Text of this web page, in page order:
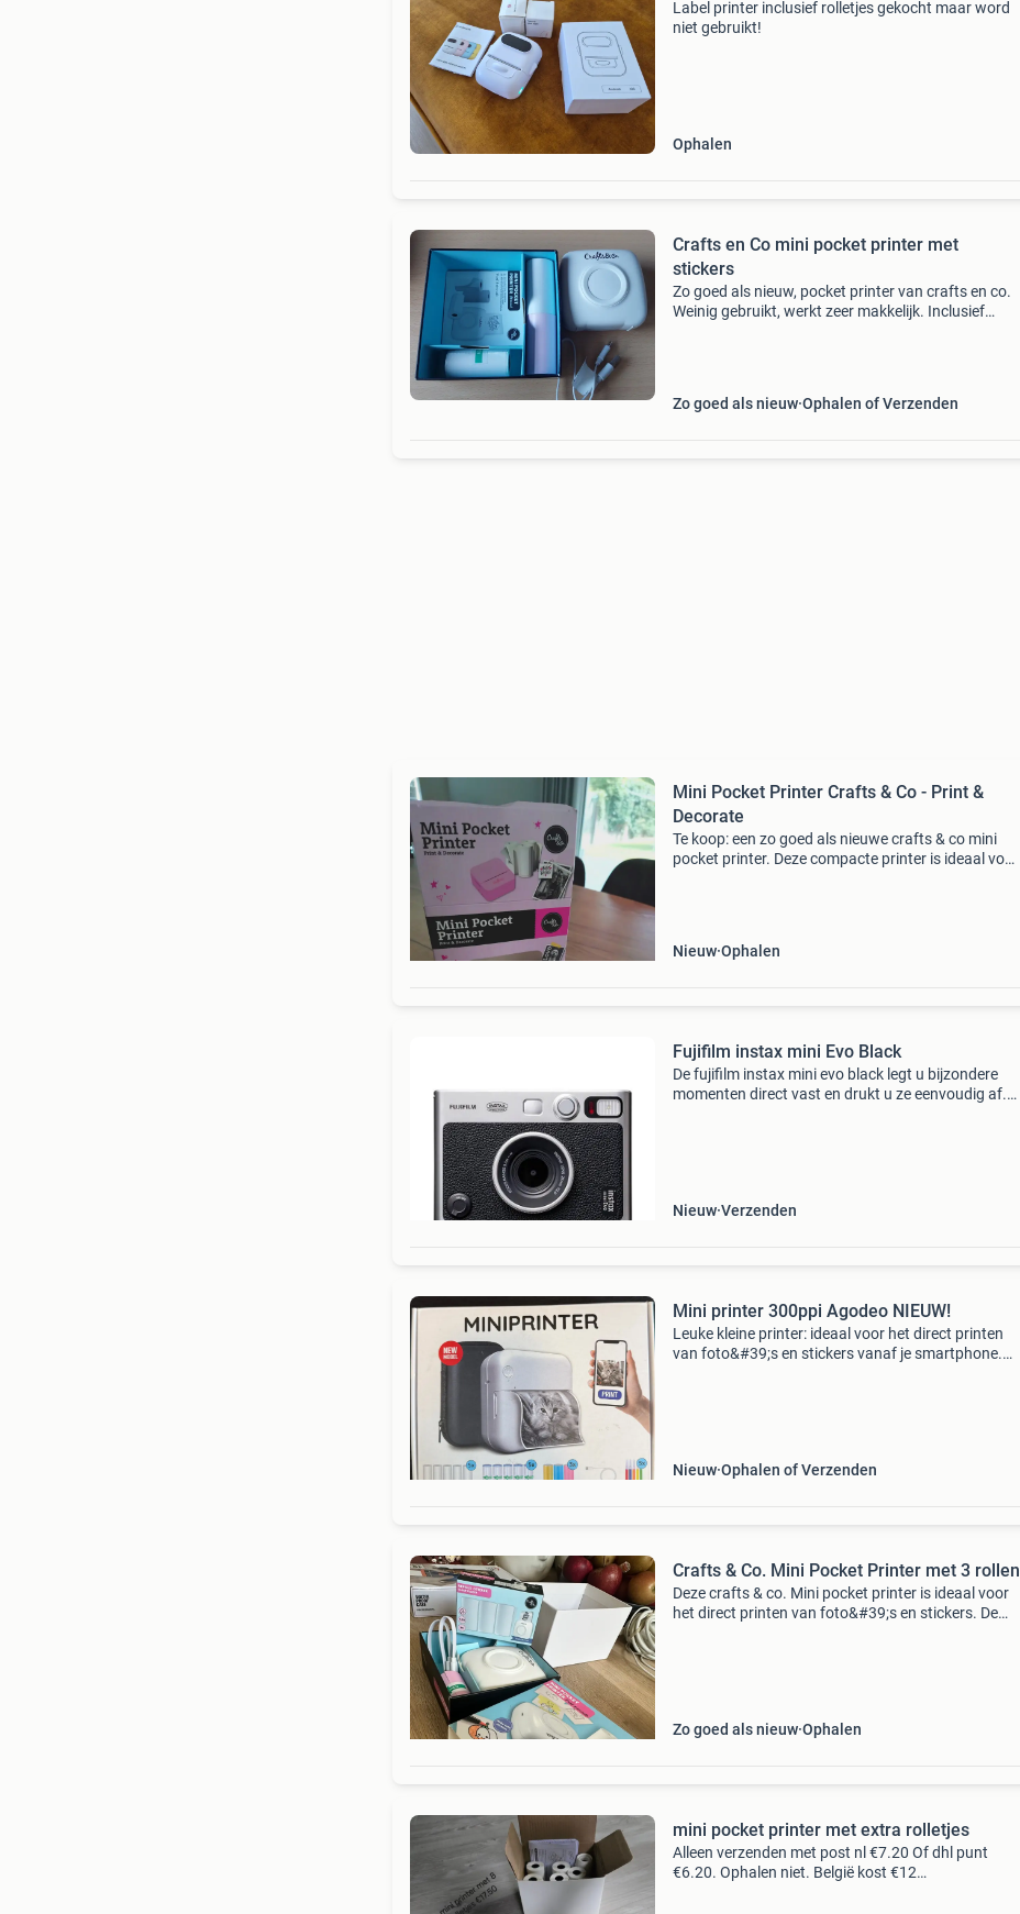
Label printer inclusief rolletjes gekocht maar word
niet gebruikt!
Ophalen
Crafts en Co mini pocket printer met
stickers
Zo goed als nieuw, pocket printer van crafts en co.
Weinig gebruikt, werkt zeer makkelijk. Inclusief
Zo goed als nieuw Ophalen of Verzenden
Mini Pocket Printer Crafts & Co - Print &
Decorate
Te koop: een zo goed als nieuwe crafts & co mini
pocket printer. Deze compacte printer is ideaal voor
Nieuw Ophalen
Fujifilm instax mini Evo Black
De fujifilm instax mini evo black legt u bijzondere
momenten direct vast en drukt u ze eenvoudig af.
Nieuw Verzenden
Mini printer 300ppi Agodeo NIEUW!
Leuke kleine printer: ideaal voor het direct printen
van foto&#39;s en stickers vanaf je smartphone.
Nieuw Ophalen of Verzenden
Crafts & Co. Mini Pocket Printer met 3 rollen
Deze crafts & co. Mini pocket printer is ideaal voor
het direct printen van foto&#39;s en stickers. De
Zo goed als nieuw Ophalen
mini pocket printer met extra rolletjes
Alleen verzenden met post nl €7.20 Of dhl punt
€6.20. Ophalen niet. België kost €12